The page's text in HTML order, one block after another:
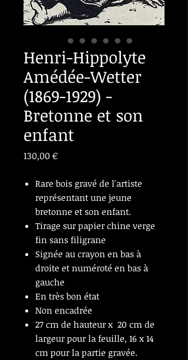
Henri-Hippolyte
Amédée-Wetter
(1869-1929) -
Bretonne et son
enfant
130,00 €Prix
Rare bois gravé de l'artiste
représentant une jeune
bretonne et son enfant.
Tirage sur papier chine verge
fin sans filigrane
Signée au crayon en bas à
droite et numéroté en bas à
gauche
En très bon état
Non encadrée
27 cm de hauteur x 20 cm de
largeur pour la feuille, 16 x 14
cm pour la partie gravée.